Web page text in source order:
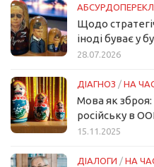
Щодо
іноді буває у
28.07.2026
ДІАГНОЗ / НА
Мова як зброя:
російську в
15.11.2025
ДІАЛОГИ / НА